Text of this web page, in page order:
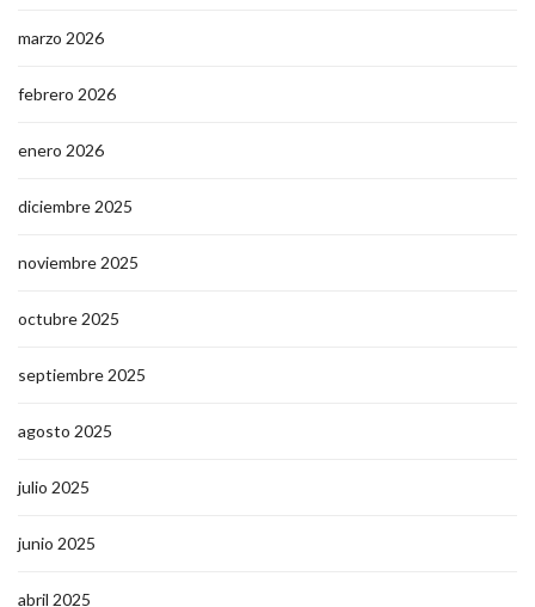
marzo 2026
febrero 2026
enero 2026
diciembre 2025
noviembre 2025
octubre 2025
septiembre 2025
agosto 2025
julio 2025
junio 2025
abril 2025